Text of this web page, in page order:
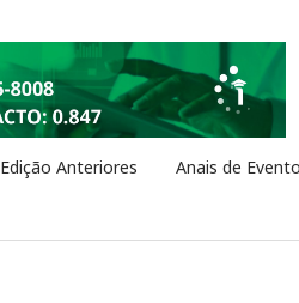
Edição Anteriores Anais de